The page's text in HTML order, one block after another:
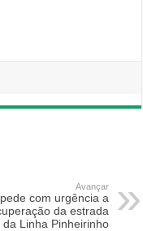
Avançar
com urgência a
da estrada
da Linha Pinheirinho